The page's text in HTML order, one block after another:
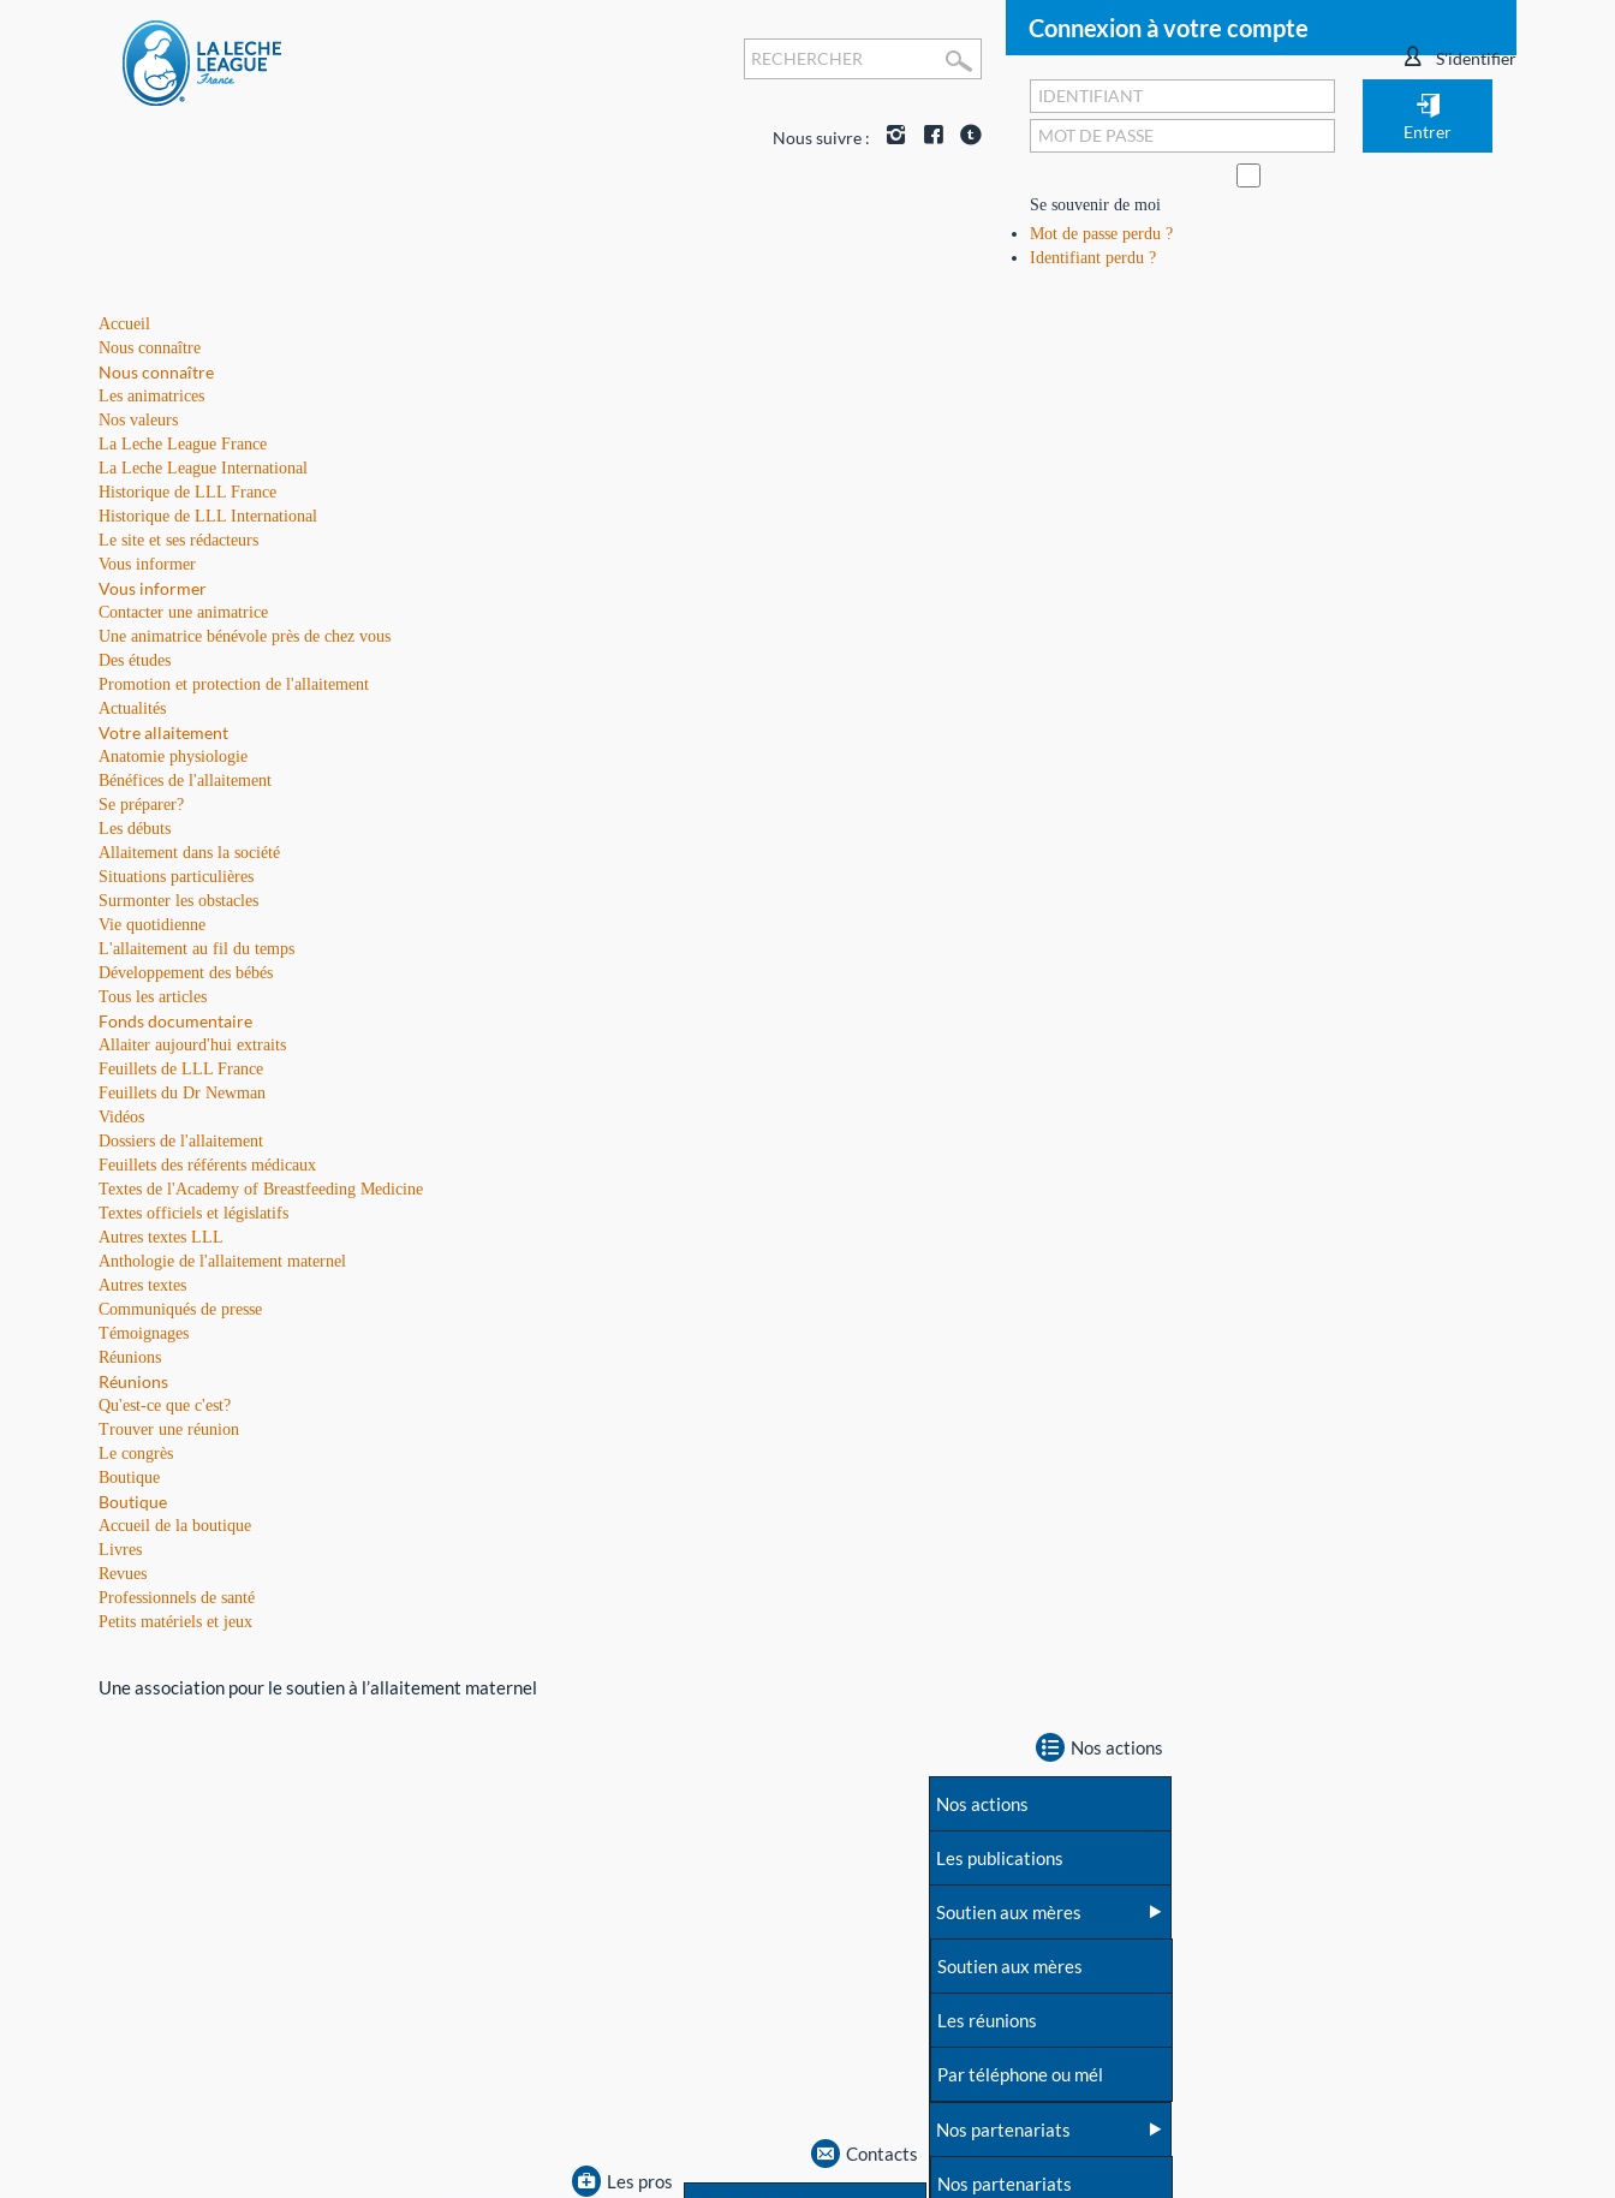
S'identifier
Connexion à votre compte
Se souvenir de moi
Mot de passe perdu ?
Identifiant perdu ?
Nous suivre :
Accueil
Nous connaître
Nous connaître
Les animatrices
Nos valeurs
La Leche League France
La Leche League International
Historique de LLL France
Historique de LLL International
Le site et ses rédacteurs
Vous informer
Vous informer
Contacter une animatrice
Une animatrice bénévole près de chez vous
Des études
Promotion et protection de l'allaitement
Actualités
Votre allaitement
Anatomie physiologie
Bénéfices de l'allaitement
Se préparer?
Les débuts
Allaitement dans la société
Situations particulières
Surmonter les obstacles
Vie quotidienne
L'allaitement au fil du temps
Développement des bébés
Tous les articles
Fonds documentaire
Allaiter aujourd'hui extraits
Feuillets de LLL France
Feuillets du Dr Newman
Vidéos
Dossiers de l'allaitement
Feuillets des référents médicaux
Textes de l'Academy of Breastfeeding Medicine
Textes officiels et législatifs
Autres textes LLL
Anthologie de l'allaitement maternel
Autres textes
Communiqués de presse
Témoignages
Réunions
Réunions
Qu'est-ce que c'est?
Trouver une réunion
Le congrès
Boutique
Boutique
Accueil de la boutique
Livres
Revues
Professionnels de santé
Petits matériels et jeux
Une association pour le soutien à l’allaitement maternel
Les pros
Contacts
Nos actions
Nos actions
Les publications
Soutien aux mères
Soutien aux mères
Les réunions
Par téléphone ou mél
Nos partenariats
Nos partenariats